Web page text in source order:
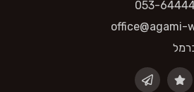
office@agami-